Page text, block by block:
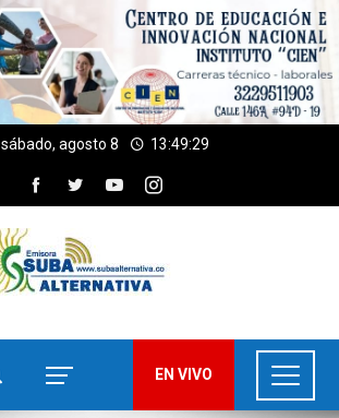
sábado, agosto 8 13:49:30
EN VIVO